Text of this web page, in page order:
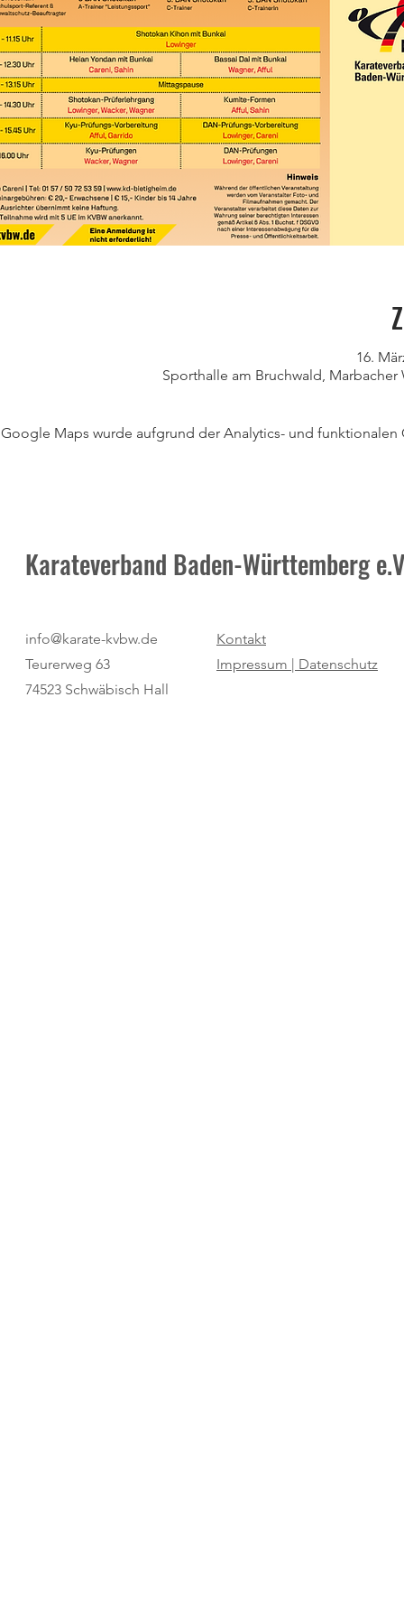
16.
Sporthalle am Bruchwald,
Google Maps wurde aufgrund der Analytics- und
Karateverband Baden-Württemberg
info@karate-kvbw.de
Teurerweg 63
74523 Schwäbisch Hall
Kontakt
Impressum | Datenschutz